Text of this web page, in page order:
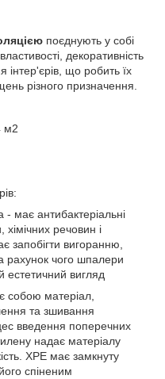
поєднують у собі
декоративність
інтер'єрів, що робить їх
різного призначення.
м2
- має антибактеріальні
хімічних речовин і
запобігти вигоранню,
рахунок чого шпалери
естетичний вигляд
собою матеріал,
та зшивання
введення поперечних
надає матеріалу
XPE має замкнуту
спіненим